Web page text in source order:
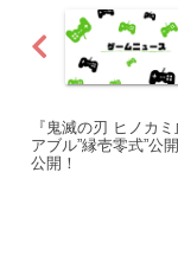
『鬼滅の刃 ヒノカ
アブル”縁壱零式”公
公開！